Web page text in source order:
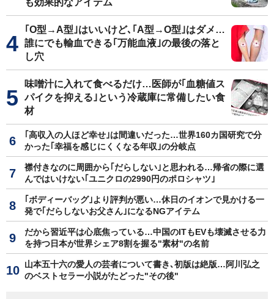
も効果的なアイテム
｢O型→A型｣はいいけど､｢A型→O型｣はダメ…
誰にでも輸血できる｢万能血液｣の最後の落と
し穴
味噌汁に入れて食べるだけ…医師が｢血糖値ス
パイクを抑える｣という冷蔵庫に常備したい食
材
｢高収入の人ほど幸せ｣は間違いだった…世界160カ国研究で分
かった｢幸福を感じにくくなる年収｣の分岐点
襟付きなのに周囲から｢だらしない｣と思われる…帰省の際に選
んではいけない｢ユニクロの2990円のポロシャツ｣
｢ボディーバッグ｣より評判が悪い…休日のイオンで見かける一
発で｢だらしないお父さん｣になるNGアイテム
だから習近平は心底焦っている…中国のITもEVも壊滅させる力
を持つ日本が世界シェア8割を握る"素材"の名前
山本五十六の愛人の芸者について書き､初版は絶版…阿川弘之
のベストセラー小説がたどった"その後"